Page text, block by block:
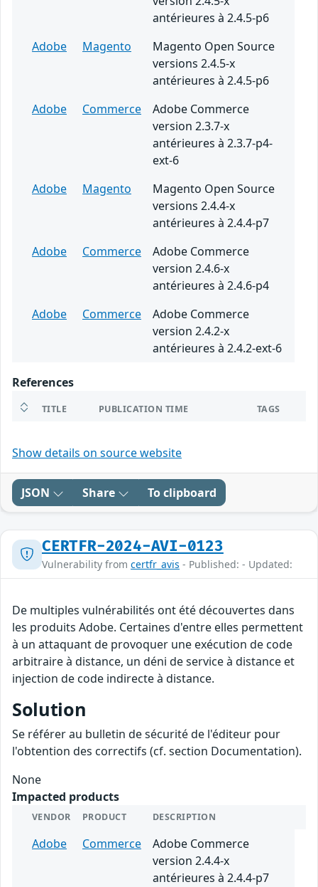
antérieures à 2.4.5-p6
Adobe
Magento
Magento Open Source
versions 2.4.5-x
antérieures à 2.4.5-p6
Adobe
Commerce
Adobe Commerce
version 2.3.7-x
antérieures à 2.3.7-p4-
ext-6
Adobe
Magento
Magento Open Source
versions 2.4.4-x
antérieures à 2.4.4-p7
Adobe
Commerce
Adobe Commerce
version 2.4.6-x
antérieures à 2.4.6-p4
Adobe
Commerce
Adobe Commerce
version 2.4.2-x
antérieures à 2.4.2-ext-6
References
TITLE PUBLICATION TIME TAGS
Show details on source website
JSON Share To clipboard
CERTFR-2024-AVI-0123
Vulnerability from certfr_avis - Published: - Updated:
De multiples vulnérabilités ont été découvertes dans
les produits Adobe. Certaines d'entre elles permettent
à un attaquant de provoquer une exécution de code
arbitraire à distance, un déni de service à distance et
injection de code indirecte à distance.
Solution
Se référer au bulletin de sécurité de l'éditeur pour
l'obtention des correctifs (cf. section Documentation).
None
Impacted products
VENDOR PRODUCT DESCRIPTION
Adobe Commerce
Adobe Commerce
version 2.4.4-x
antérieures à 2.4.4-p7